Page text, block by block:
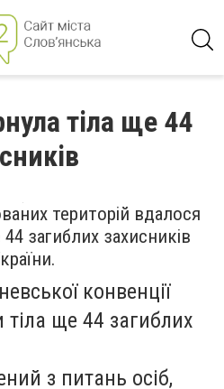
тіла ще 44
територій вдалося
загиблих захисників
конвенції
тіла ще 44 загиблих
з питань осіб,